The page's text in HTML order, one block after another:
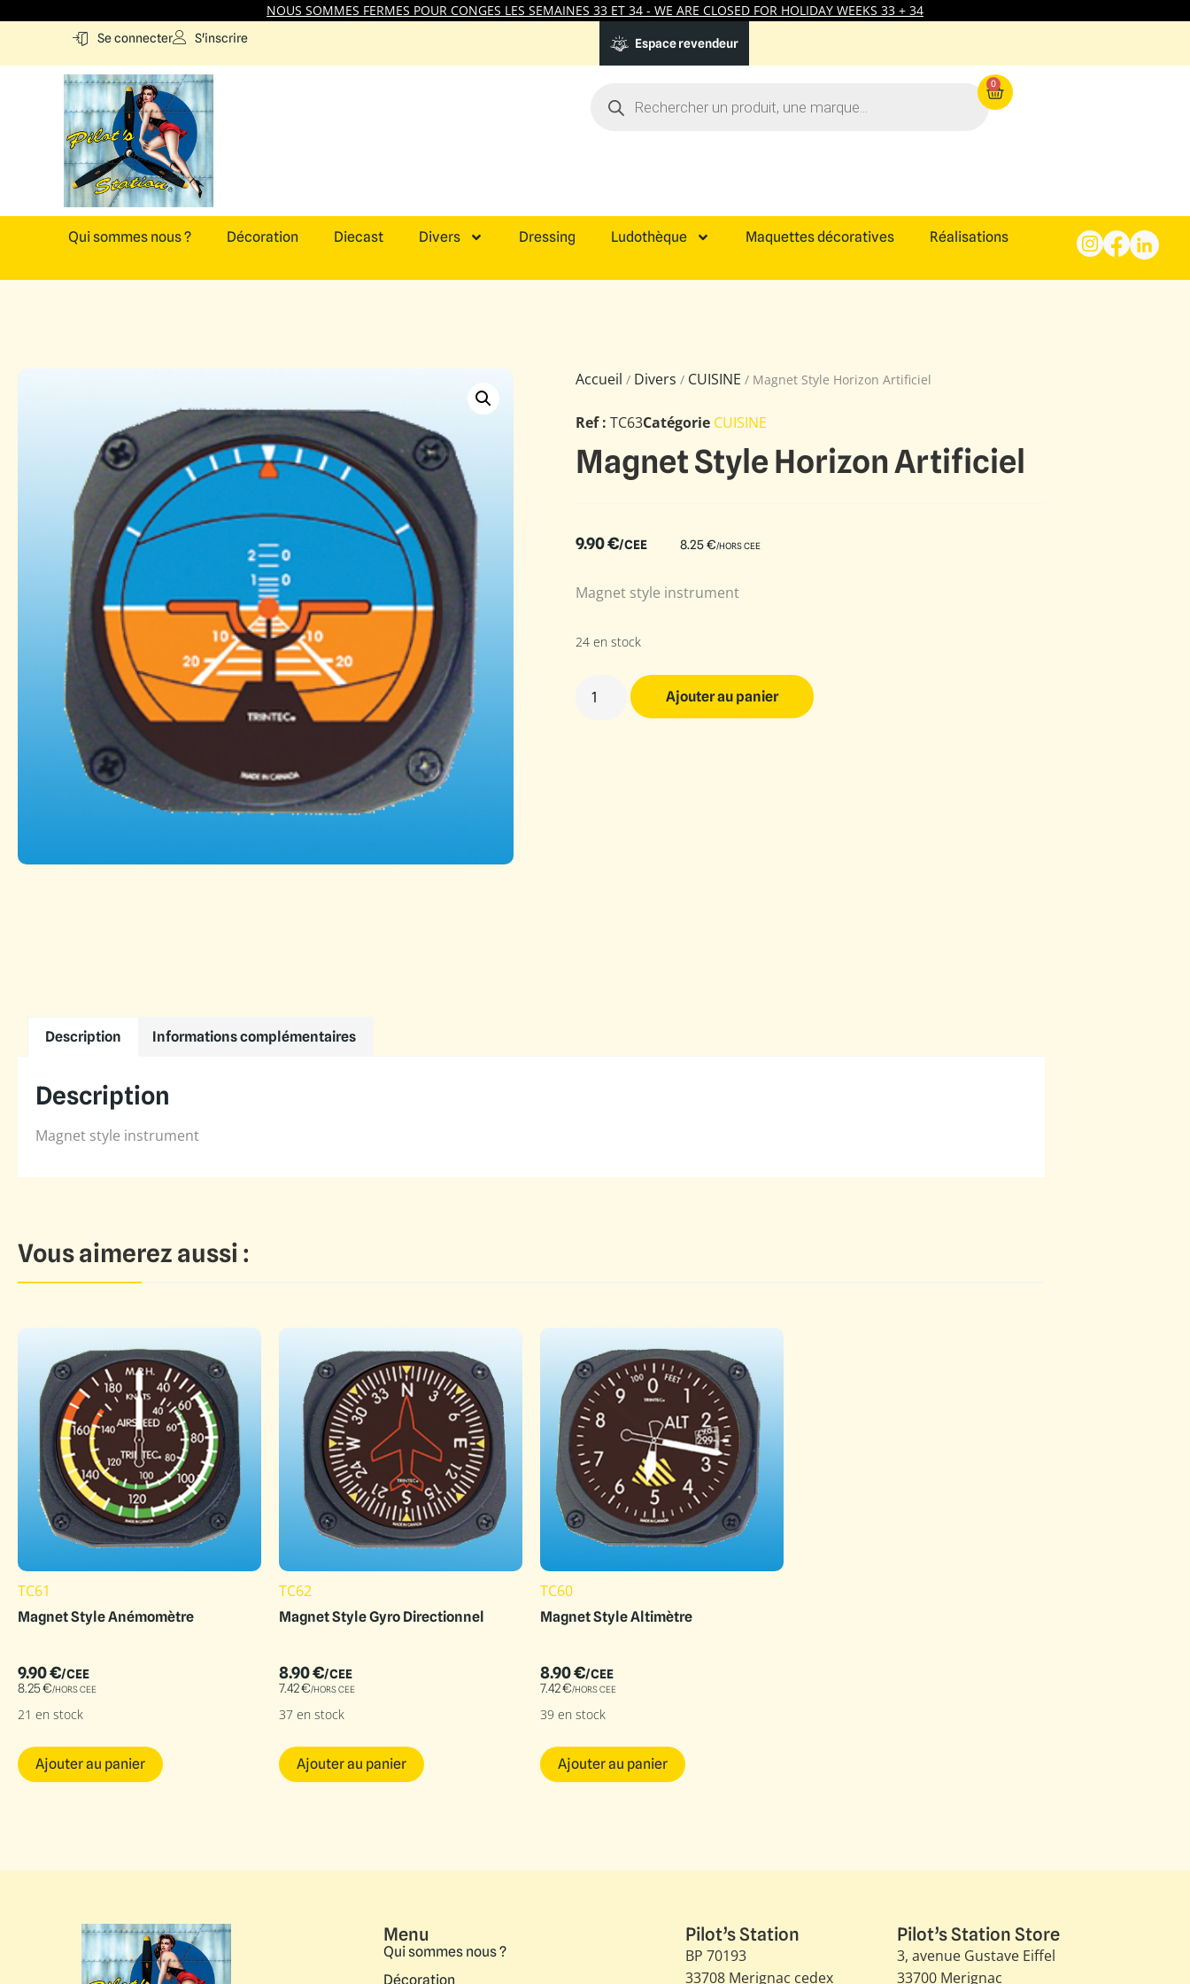
NOUS SOMMES FERMES POUR CONGES LES SEMAINES 33 ET 34 - WE ARE CLOSED FOR HOLIDAY WEEKS 33 + 34
Se connecter S'inscrire Espace revendeur
0
Qui sommes nous ? Décoration Diecast Divers Dressing Ludothèque Maquettes décoratives Réalisations
Accueil / Divers / CUISINE / Magnet Style Horizon Artificiel
Ref : TC63Catégorie CUISINE
Magnet Style Horizon Artificiel
9.90€/CEE 8.25€/HORS CEE
Magnet style instrument
24 en stock
Ajouter au panier
Description Informations complémentaires
Description
Magnet style instrument
Vous aimerez aussi :
TC61
Magnet Style Anémomètre
9.90€/CEE
8.25€/HORS CEE
21 en stock
Ajouter au panier
TC62
Magnet Style Gyro Directionnel
8.90€/CEE
7.42€/HORS CEE
37 en stock
Ajouter au panier
TC60
Magnet Style Altimètre
8.90€/CEE
7.42€/HORS CEE
39 en stock
Ajouter au panier
Menu
Qui sommes nous ?
Décoration
Pilot’s Station
BP 70193
33708 Merignac cedex
Pilot’s Station Store
3, avenue Gustave Eiffel​
33700 Merignac